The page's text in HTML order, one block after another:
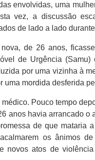
envolvidas, uma
vez, a discussão
de lado a lado
de 26 anos,
de Urgência
por uma vizinha à
uma mordida desferida
Pouco tempo
anos havia arrancado o
de que mataria
os ânimos
novos atos de